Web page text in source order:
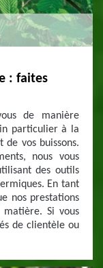
: faites
de manière
particulier à la
vos buissons.
nous vous
des outils
En tant
nos prestations
Si vous
de clientèle ou